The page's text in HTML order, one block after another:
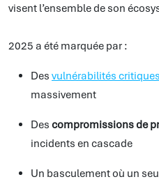
visent l’ensemble de son
2025 a été marquée par :
Des vulnérabilités critiques
massivement
Des compromissions de
incidents en cascade
Un basculement où un